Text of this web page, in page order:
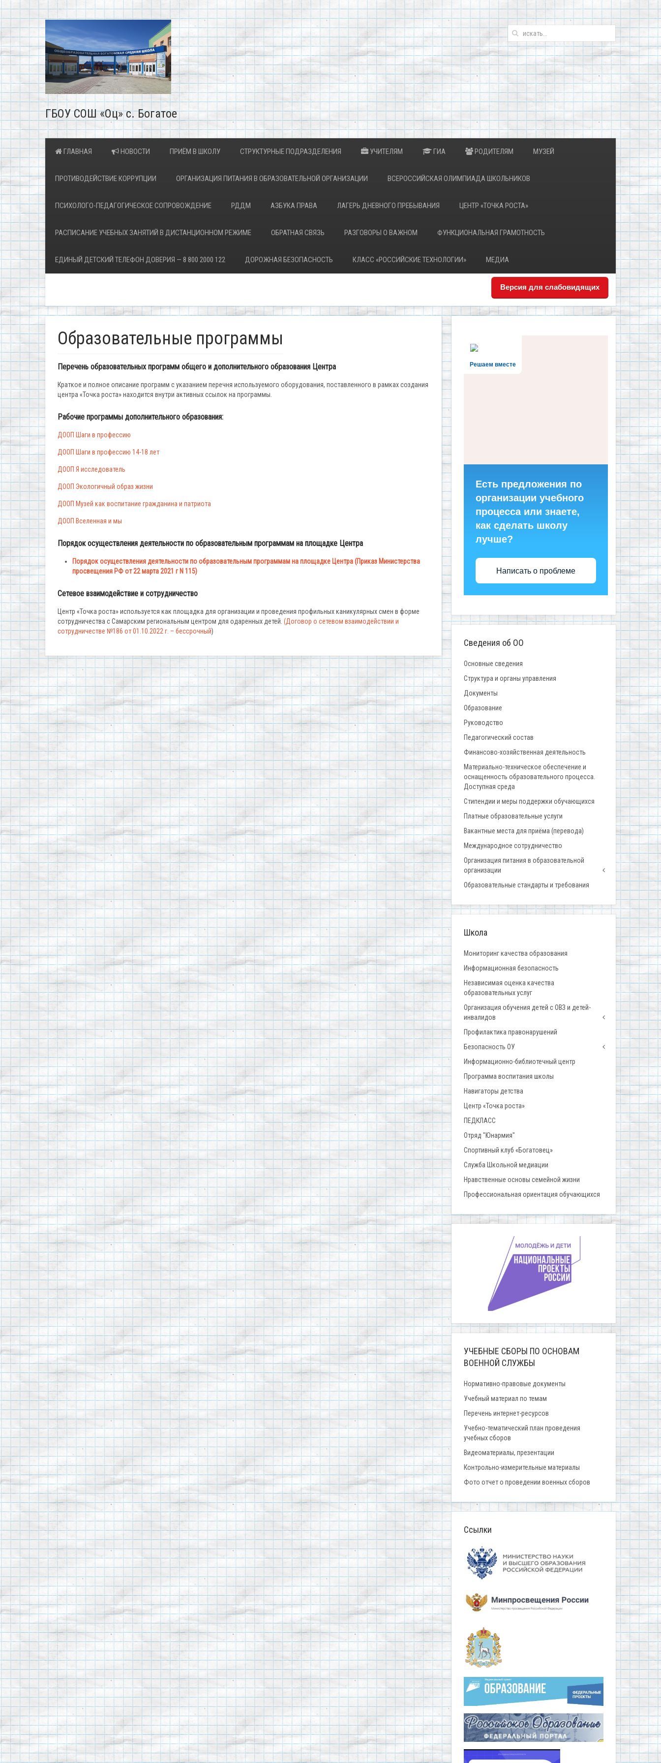
ГБОУ СОШ «Оц» с. Богатое
ГЛАВНАЯ НОВОСТИ ПРИЁМ В ШКОЛУ СТРУКТУРНЫЕ ПОДРАЗДЕЛЕНИЯ УЧИТЕЛЯМ ГИА РОДИТЕЛЯМ МУЗЕЙ
ПРОТИВОДЕЙСТВИЕ КОРРУПЦИИ ОРГАНИЗАЦИЯ ПИТАНИЯ В ОБРАЗОВАТЕЛЬНОЙ ОРГАНИЗАЦИИ ВСЕРОССИЙСКАЯ ОЛИМПИАДА ШКОЛЬНИКОВ
ПСИХОЛОГО-ПЕДАГОГИЧЕСКОЕ СОПРОВОЖДЕНИЕ РДДМ АЗБУКА ПРАВА ЛАГЕРЬ ДНЕВНОГО ПРЕБЫВАНИЯ ЦЕНТР «ТОЧКА РОСТА»
РАСПИСАНИЕ УЧЕБНЫХ ЗАНЯТИЙ В ДИСТАНЦИОННОМ РЕЖИМЕ ОБРАТНАЯ СВЯЗЬ РАЗГОВОРЫ О ВАЖНОМ ФУНКЦИОНАЛЬНАЯ ГРАМОТНОСТЬ
ЕДИНЫЙ ДЕТСКИЙ ТЕЛЕФОН ДОВЕРИЯ — 8 800 2000 122 ДОРОЖНАЯ БЕЗОПАСНОСТЬ КЛАСС «РОССИЙСКИЕ ТЕХНОЛОГИИ» МЕДИА
Версия для слабовидящих
Образовательные программы
Перечень образовательных программ общего и дополнительного образования Центра
Краткое и полное описание программ с указанием перечня используемого оборудования, поставленного в рамках создания
центра «Точка роста» находится внутри активных ссылок на программы.
Рабочие программы дополнительного образования:
ДООП Шаги в профессию
ДООП Шаги в профессию 14-18 лет
ДООП Я исследователь
ДООП Экологичный образ жизни
ДООП Музей как воспитание гражданина и патриота
ДООП Вселенная и мы
Порядок осуществления деятельности по образовательным программам на площадке Центра
Порядок осуществления деятельности по образовательным программам на площадке Центра (Приказ Министерства
просвещения РФ от 22 марта 2021 г N 115)
Сетевое взаимодействие и сотрудничество
Центр «Точка роста» используется как площадка для организации и проведения профильных каникулярных смен в форме
сотрудничества с Самарским региональным центром для одаренных детей. (Договор о сетевом взаимодействии и
сотрудничестве №186 от 01.10.2022 г. – бессрочный)
Решаем вместе
Есть предложения по
организации учебного
процесса или знаете,
как сделать школу
лучше?
Написать о проблеме
Сведения об ОО
Основные сведения
Структура и органы управления
Документы
Образование
Руководство
Педагогический состав
Финансово-хозяйственная деятельность
Материально-техническое обеспечение и
оснащенность образовательного процесса.
Доступная среда
Стипендии и меры поддержки обучающихся
Платные образовательные услуги
Вакантные места для приёма (перевода)
Международное сотрудничество
Организация питания в образовательной
организации
Образовательные стандарты и требования
Школа
Мониторинг качества образования
Информационная безопасность
Независимая оценка качества
образовательных услуг
Организация обучения детей с ОВЗ и детей-
инвалидов
Профилактика правонарушений
Безопасность ОУ
Информационно-библиотечный центр
Программа воспитания школы
Навигаторы детства
Центр «Точка роста»
ПЕДКЛАСС
Отряд "Юнармия"
Спортивный клуб «Богатовец»
Служба Школьной медиации
Нравственные основы семейной жизни
Профессиональная ориентация обучающихся
УЧЕБНЫЕ СБОРЫ ПО ОСНОВАМ
ВОЕННОЙ СЛУЖБЫ
Нормативно-правовые документы
Учебный материал по темам
Перечень интернет-ресурсов
Учебно-тематический план проведения
учебных сборов
Видеоматериалы, презентации
Контрольно-измерительные материалы
Фото отчет о проведении военных сборов
Ссылки